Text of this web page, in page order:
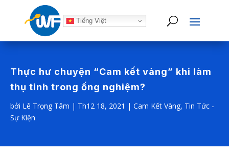
Tiếng Việt
Thực hư chuyện “Cam kết vàng” khi làm
thụ tinh trong ống nghiệm?
bởi Lê Trọng Tâm | Th12 18, 2021 | Cam Kết Vàng, Tin Tức -
Sự Kiện